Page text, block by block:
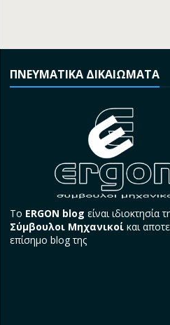
ΠΝΕΥΜΑΤΙΚΑ ΔΙΚΑΙΩΜΑΤΑ
Το ERGON blog είναι ιδιοκτησία
Σύμβουλοι Μηχανικοί και
επίσημο blog της